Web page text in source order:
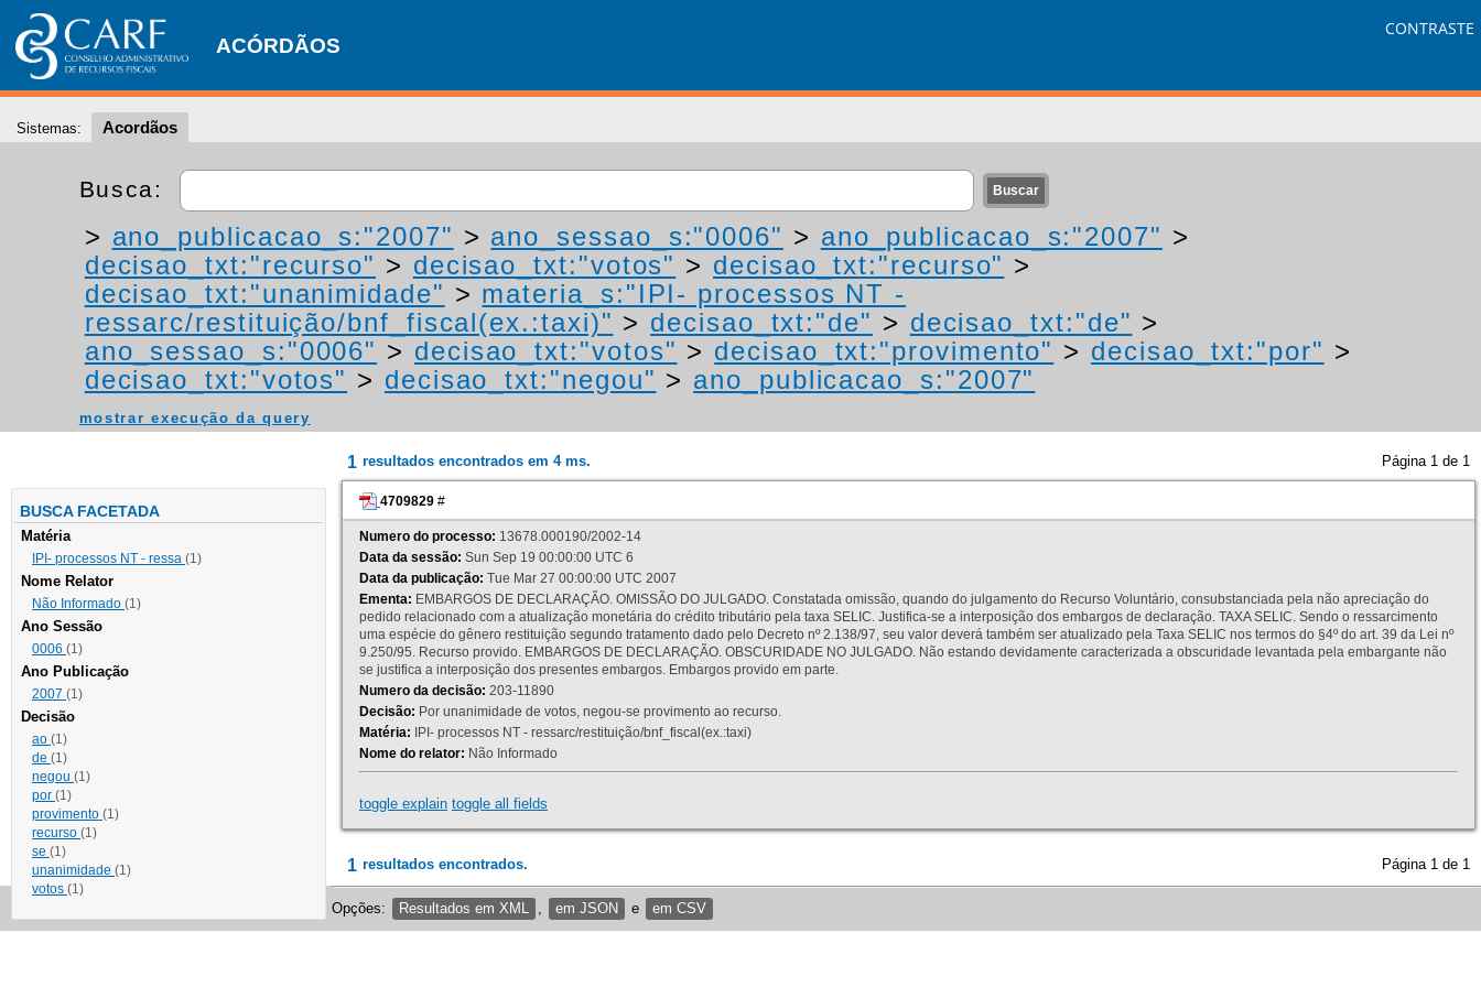
ACÓRDÃOS
CONTRASTE
Sistemas: Acordãos
Busca:
> ano_publicacao_s:"2007" > ano_sessao_s:"0006" > ano_publicacao_s:"2007" >
decisao_txt:"recurso" > decisao_txt:"votos" > decisao_txt:"recurso" >
decisao_txt:"unanimidade" > materia_s:"IPI- processos NT -
ressarc/restituição/bnf_fiscal(ex.:taxi)" > decisao_txt:"de" > decisao_txt:"de" >
ano_sessao_s:"0006" > decisao_txt:"votos" > decisao_txt:"provimento" > decisao_txt:"por" >
decisao_txt:"votos" > decisao_txt:"negou" > ano_publicacao_s:"2007"
mostrar execução da query
BUSCA FACETADA
Matéria
IPI- processos NT - ressa (1)
Nome Relator
Não Informado (1)
Ano Sessão
0006 (1)
Ano Publicação
2007 (1)
Decisão
ao (1)
de (1)
negou (1)
por (1)
provimento (1)
recurso (1)
se (1)
unanimidade (1)
votos (1)
1 resultados encontrados em 4 ms. Página 1 de 1
4709829 #
Numero do processo: 13678.000190/2002-14
Data da sessão: Sun Sep 19 00:00:00 UTC 6
Data da publicação: Tue Mar 27 00:00:00 UTC 2007
Ementa: EMBARGOS DE DECLARAÇÃO. OMISSÃO DO JULGADO. Constatada omissão, quando do julgamento do Recurso Voluntário, consubstanciada pela não apreciação do
pedido relacionado com a atualização monetária do crédito tributário pela taxa SELIC. Justifica-se a interposição dos embargos de declaração. TAXA SELIC. Sendo o ressarcimento
uma espécie do gênero restituição segundo tratamento dado pelo Decreto nº 2.138/97, seu valor deverá também ser atualizado pela Taxa SELIC nos termos do §4º do art. 39 da Lei nº
9.250/95. Recurso provido. EMBARGOS DE DECLARAÇÃO. OBSCURIDADE NO JULGADO. Não estando devidamente caracterizada a obscuridade levantada pela embargante não
se justifica a interposição dos presentes embargos. Embargos provido em parte.
Numero da decisão: 203-11890
Decisão: Por unanimidade de votos, negou-se provimento ao recurso.
Matéria: IPI- processos NT - ressarc/restituição/bnf_fiscal(ex.:taxi)
Nome do relator: Não Informado
toggle explain toggle all fields
1 resultados encontrados. Página 1 de 1
Opções: Resultados em XML em JSON e em CSV